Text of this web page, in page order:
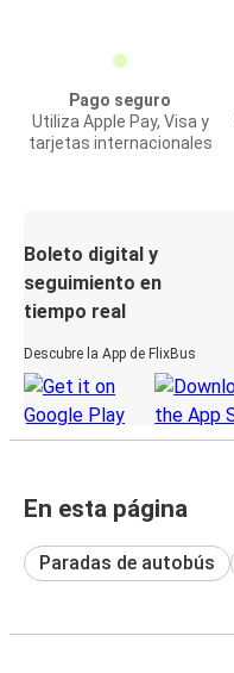
Pago seguro
Utiliza Apple Pay, Visa y
tarjetas internacionales
Boleto digital y
seguimiento en
tiempo real
Descubre la App de FlixBus
En esta página
Paradas de autobús